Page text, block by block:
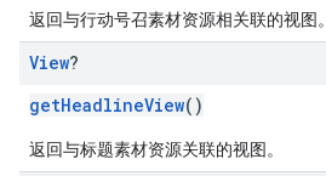
返回与行动号召素材资源相关联的视图。
View?
getHeadlineView()
返回与标题素材资源关联的视图。